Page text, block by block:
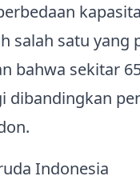
salah satu
bahwa sekitar
dibandingkan
Indonesia